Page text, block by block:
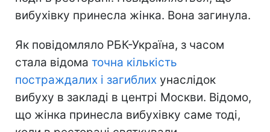
вибухівку принесла жінка. Вона загинула.
Як повідомляло РБК-Україна, з часом
стала відома точна кількість
постраждалих і загиблих унаслідок
вибуху в закладі в центрі Москви. Відомо,
що жінка принесла вибухівку саме тоді,